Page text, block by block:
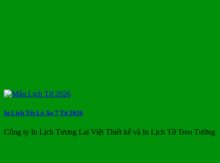
In Lịch Tết Lò Xo 7 Tờ 2026
Công ty In Lịch Tương Lai Việt Thiết kế và In Lịch Tờ Treo Tường